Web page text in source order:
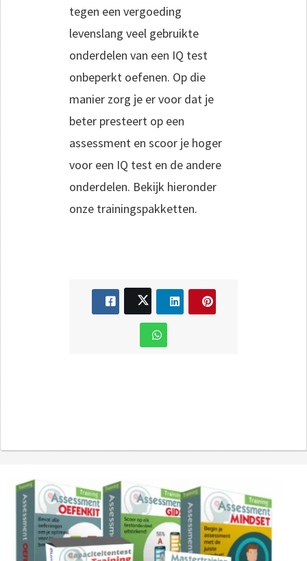
tegen een vergoeding
levenslang veel gebruikte
onderdelen van een IQ test
onbeperkt oefenen. Op die
manier zorg je er voor dat je
beter presteert op een
assessment en scoor je hoger
voor een IQ test en de andere
onderdelen. Bekijk hieronder
onze trainingspakketten.